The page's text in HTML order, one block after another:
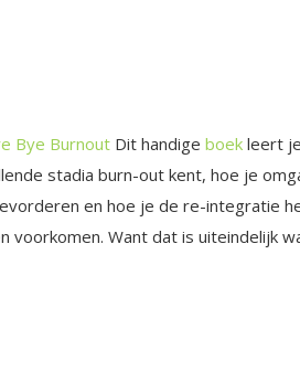
Bye BurnoutDit handige boek leert
stadia burn-out kent, hoe je
en hoe je de re-integratie
Want dat is uiteindelijk